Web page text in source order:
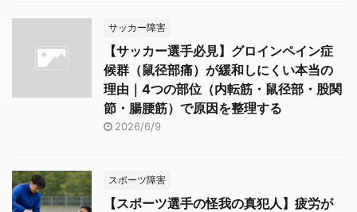
サッカー障害
【サッカー選手必見】グロインペイン症
候群（鼠径部痛）が緩和しにくい本当の
理由｜4つの部位（内転筋・鼠径部・股関
節・腸腰筋）で原因を整理する
2026/6/9
スポーツ障害
【スポーツ選手の怪我の真犯人】疲労が